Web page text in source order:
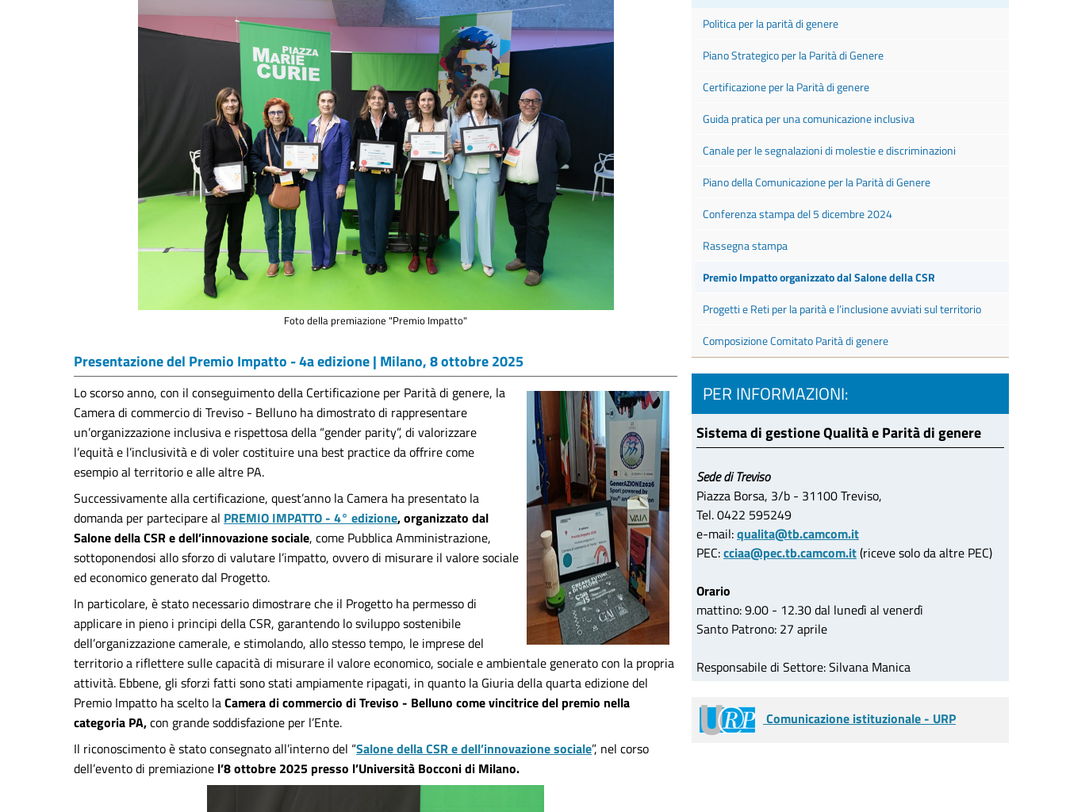
Foto della premiazione "Premio Impatto"
Presentazione del Premio Impatto - 4a edizione | Milano, 8 ottobre 2025
Lo scorso anno, con il conseguimento della Certificazione per Parità di genere, la
Camera di commercio di Treviso - Belluno ha dimostrato di rappresentare
un’organizzazione inclusiva e rispettosa della “gender parity”, di valorizzare
l’equità e l’inclusività e di voler costituire una best practice da offrire come
esempio al territorio e alle altre PA.
Successivamente alla certificazione, quest’anno la Camera ha presentato la
domanda per partecipare al PREMIO IMPATTO - 4° edizione, organizzato dal
Salone della CSR e dell’innovazione sociale, come Pubblica Amministrazione,
sottoponendosi allo sforzo di valutare l’impatto, ovvero di misurare il valore sociale
ed economico generato dal Progetto.
In particolare, è stato necessario dimostrare che il Progetto ha permesso di
applicare in pieno i principi della CSR, garantendo lo sviluppo sostenibile
dell’organizzazione camerale, e stimolando, allo stesso tempo, le imprese del
territorio a riflettere sulle capacità di misurare il valore economico, sociale e ambientale generato con la propria
attività. Ebbene, gli sforzi fatti sono stati ampiamente ripagati, in quanto la Giuria della quarta edizione del
Premio Impatto ha scelto laCamera di commercio di Treviso - Belluno come vincitrice del premio nella
categoria PA,con grande soddisfazione per l’Ente.
Il riconoscimento è stato consegnato all’interno del “Salone della CSR e dell’innovazione sociale”, nel corso
dell’evento di premiazione l’8 ottobre 2025 presso l’Università Bocconi di Milano.
Politica per la parità di genere
Piano Strategico per la Parità di Genere
Certificazione per la Parità di genere
Guida pratica per una comunicazione inclusiva
Canale per le segnalazioni di molestie e discriminazioni
Piano della Comunicazione per la Parità di Genere
Conferenza stampa del 5 dicembre 2024
Rassegna stampa
Premio Impatto organizzato dal Salone della CSR
Progetti e Reti per la parità e l’inclusione avviati sul territorio
Composizione Comitato Parità di genere
PER INFORMAZIONI:
Sistema di gestione Qualità e Parità di genere
Sede di Treviso
Piazza Borsa, 3/b - 31100 Treviso,
Tel. 0422 595249
e-mail:qualita@tb.camcom.it
PEC:cciaa@pec.tb.camcom.it(riceve solo da altre PEC)
Orario
mattino: 9.00 - 12.30 dal lunedì al venerdì
Santo Patrono: 27 aprile
Responsabile di Settore: Silvana Manica
Comunicazione istituzionale - URP